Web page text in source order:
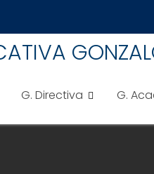
G. Directiva G.